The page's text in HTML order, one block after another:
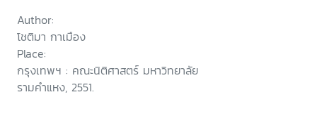
Author:
โชติมา กาเมือง
Place:
กรุงเทพฯ : คณะนิติศาสตร์ มหาวิทยาลัย
รามคำแหง, 2551.